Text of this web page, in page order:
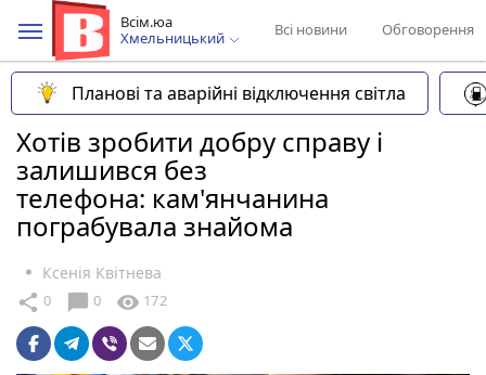
Всім.юа
Хмельницький
Всі новини Обговорення
Планові та аварійні відключення світла
Хотів зробити добру справу і
залишився без
телефона: кам'янчанина
пограбувала знайома
Ксенія Квітнева
share 0 chat_bubble 0 visibility 172